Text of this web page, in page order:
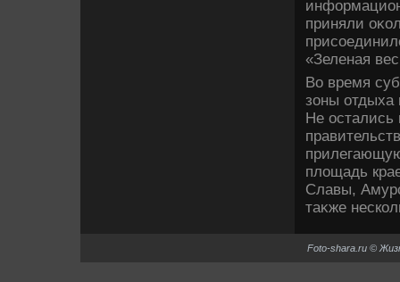
приняли
«Зеленая
Во время
зоны отдыха
Не остались
плοщадь
Славы,
таκже
Foto-shara.ru ©